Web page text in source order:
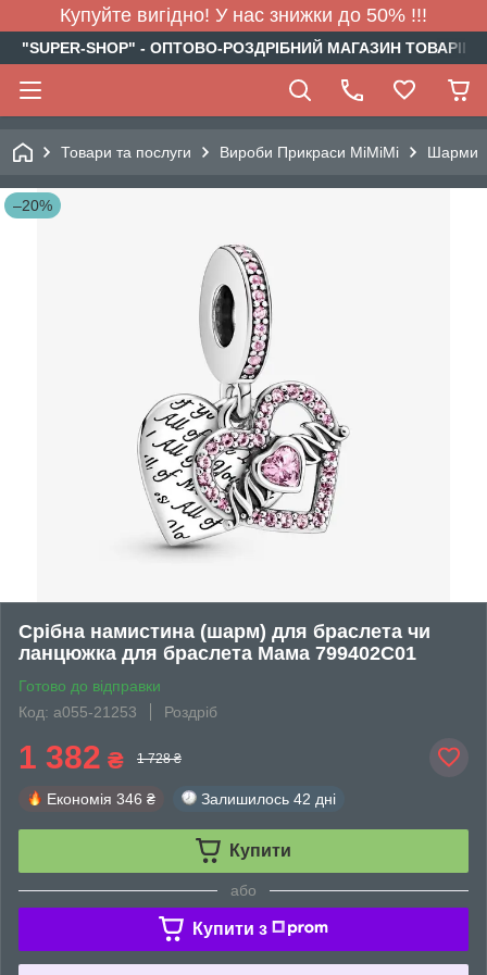
Купуйте вигідно! У нас знижки до 50% !!!
"SUPER-SHOP" - ОПТОВО-РОЗДРІБНИЙ МАГАЗИН
Товари та послуги Вироби Прикраси МіМіМі Шарми
–20%
Срібна намистина (шарм) для браслета чи
ланцюжка для браслета Мама 799402C01
Готово до відправки
Код: а055-21253
Роздріб
1 382 ₴ 1 728 ₴
Економія 346 ₴ Залишилось 42 дні
Купити
або
Купити з